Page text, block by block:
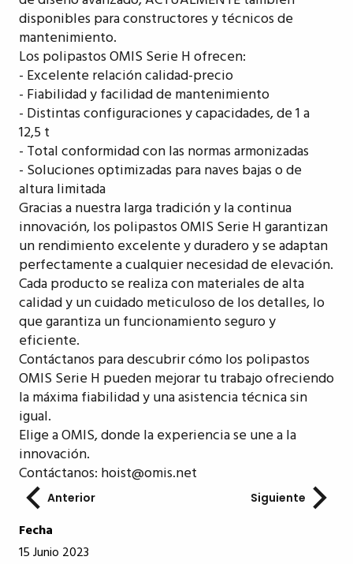
Fecha
15 Junio 2023
disponibles para constructores y técnicos de
mantenimiento.
Los polipastos OMIS Serie H ofrecen:
- Excelente relación calidad-precio
- Fiabilidad y facilidad de mantenimiento
- Distintas configuraciones y capacidades, de 1 a
12,5 t
- Total conformidad con las normas armonizadas
- Soluciones optimizadas para naves bajas o de
altura limitada
Gracias a nuestra larga tradición y la continua
innovación, los polipastos OMIS Serie H garantizan
un rendimiento excelente y duradero y se adaptan
perfectamente a cualquier necesidad de elevación.
Cada producto se realiza con materiales de alta
calidad y un cuidado meticuloso de los detalles, lo
que garantiza un funcionamiento seguro y
eficiente.
Contáctanos para descubrir cómo los polipastos
OMIS Serie H pueden mejorar tu trabajo ofreciendo
la máxima fiabilidad y una asistencia técnica sin
igual.
Elige a OMIS, donde la experiencia se une a la
innovación.
Contáctanos: hoist@omis.net
Anterior Siguiente